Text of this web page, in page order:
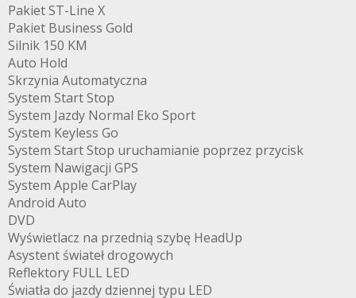
Pakiet ST-Line X
Pakiet Business Gold
Silnik 150 KM
Auto Hold
Skrzynia Automatyczna
System Start Stop
System Jazdy Normal Eko Sport
System Keyless Go
System Start Stop uruchamianie poprzez przycisk
System Nawigacji GPS
System Apple CarPlay
Android Auto
DVD
Wyświetlacz na przednią szybę HeadUp
Asystent świateł drogowych
Reflektory FULL LED
Światła do jazdy dziennej typu LED